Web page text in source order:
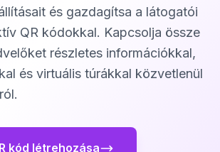
és gazdagítsa a látogatói
QR kódokkal. Kapcsolja össze
részletes információkkal,
és virtuális túrákkal közvetlenül
kód létrehozása